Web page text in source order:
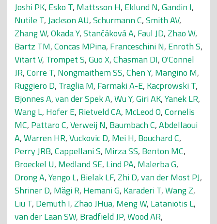
Joshi PK, Esko T, Mattsson H, Eklund N,Gandin I,
Nutile T,Jackson AU,Schurmann C,Smith AV,
Zhang W,Okada Y,Stančáková A, Faul JD,Zhao W,
Bartz TM,Concas MPina, Franceschini N, Enroth S,
Vitart V, Trompet S,Guo X,Chasman DI,O'Connel
JR,Corre T, Nongmaithem SS,Chen Y, Mangino M,
Ruggiero D, Traglia M, Farmaki A-E, Kacprowski T,
Bjonnes A,van der Spek A,Wu Y,Giri AK,Yanek LR,
Wang L, Hofer E, Rietveld CA, McLeod O,Cornelis
MC, Pattaro C,Verweij N, Baumbach C,Abdellaoui
A,Warren HR,Vuckovic D, Mei H, Bouchard C,
Perry JRB,Cappellani S, Mirza SS, Benton MC,
Broeckel U, Medland SE, Lind PA, Malerba G,
Drong A,Yengo L, Bielak LF,Zhi D,van der Most PJ,
Shriner D, Mägi R, Hemani G, Karaderi T,Wang Z,
Liu T, Demuth I,Zhao JHua, Meng W, Lataniotis L,
van der Laan SW, Bradfield JP,Wood AR,